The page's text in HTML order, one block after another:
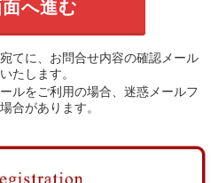
てに、お問合せ内容の確認メール
たします。
ルをご利用の場合、迷惑メールフ
合があります。